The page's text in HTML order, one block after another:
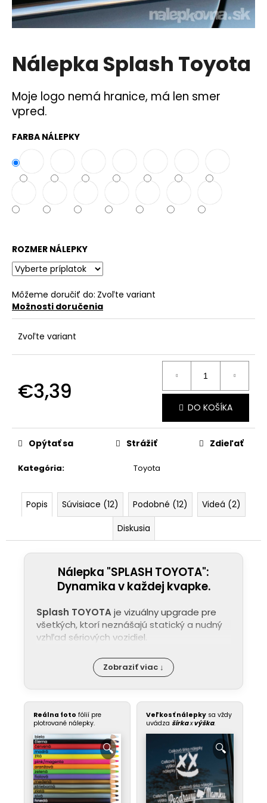
Nálepka Splash Toyota
Moje logo nemá hranice, má len smer
vpred.
FARBA NÁLEPKY
ROZMER NÁLEPKY
Môžeme doručiť do: Zvoľte variant
Možnosti doručenia
Zvoľte variant
€3,39
DO KOŠÍKA
Kategória: Toyota
Opýtať sa Strážiť Zdieľať
Popis Súvisiace (12) Podobné (12)
Videá (2)
Diskusia
Nálepka "SPLASH TOYOTA":
Dynamika v každej kvapke.
Splash TOYOTAje vizuálny upgrade pre
všetkých, ktorí neznášajú statický a nudný
vzhľad sériových vozidiel.
Zobraziť viac ↓
Reálna foto fólií pre
plotrované nálepky.
Veľkosť nálepky sa vždy
uvádza šírkaxvýška.
á
j
ť
?
O
d
p
r
ú
č
m
e